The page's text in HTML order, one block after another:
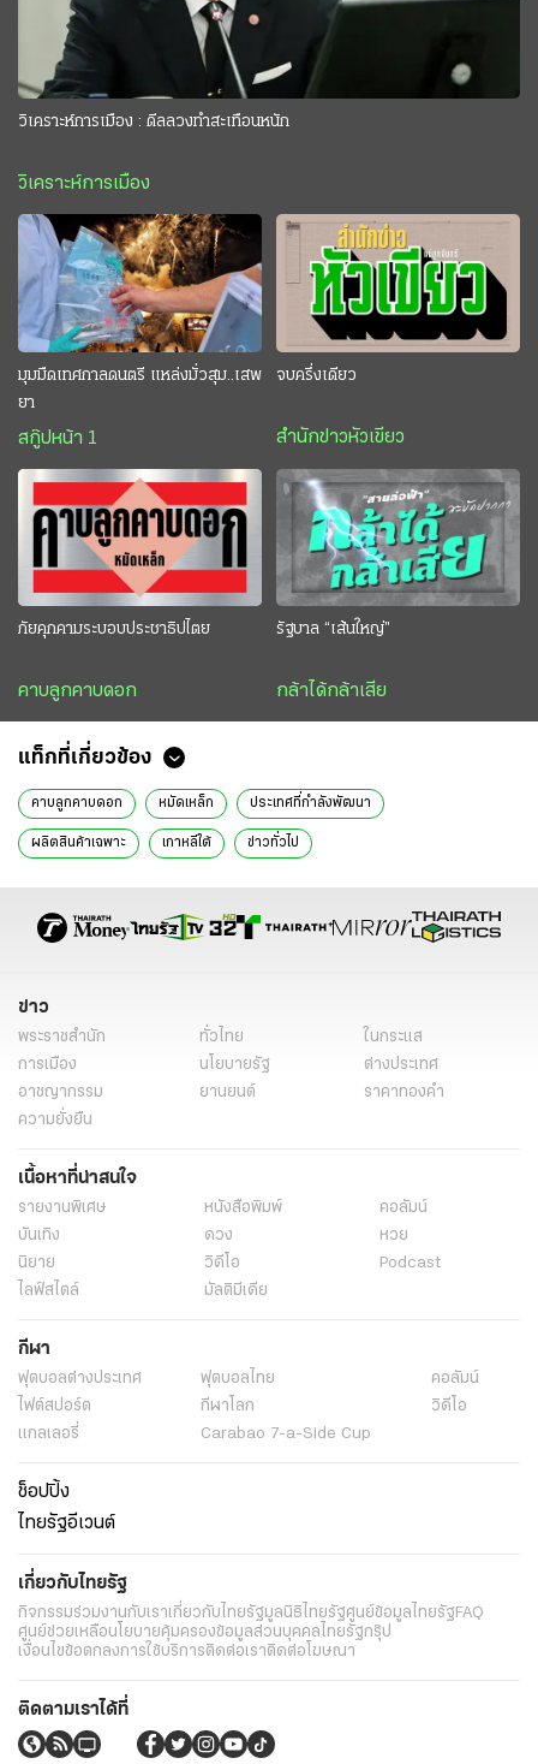
วิเคราะห์การเมือง : ดีลลวงทำสะเทือนหนัก
วิเคราะห์การเมือง
มุมมืดเทศกาลดนตรี แหล่งมั่วสุม..เสพ
ยา
สกู๊ปหน้า 1
จบครึ่งเดียว
สำนักข่าวหัวเขียว
ภัยคุกคามระบอบประชาธิปไตย
คาบลูกคาบดอก
รัฐบาล “เส้นใหญ่”
กล้าได้กล้าเสีย
แท็กที่เกี่ยวข้อง
คาบลูกคาบดอก หมัดเหล็ก ประเทศที่กำลังพัฒนา
ผลิตสินค้าเฉพาะ เกาหลีใต้ ข่าวทั่วไป
ข่าว
พระราชสำนัก ทั่วไทย
ในกระแส
การเมือง
นโยบายรัฐ
ต่างประเทศ
อาชญากรรม
ยานยนต์
ราคาทองคำ
ความยั่งยืน
เนื้อหาที่น่าสนใจ
รายงานพิเศษ หนังสือพิมพ์
คอลัมน์
บันเทิง
ดวง
หวย
นิยาย
วิดีโอ
Podcast
ไลฟ์สไตล์
มัลติมีเดีย
กีฬา
ฟุตบอลต่่างประเทศ ฟุตบอลไทย
คอลัมน์
ไฟต์สปอร์ต
กีฬาโลก
วิดีโอ
แกลเลอรี่
Carabao 7-a-Side Cup
ช็อปปิ้ง
ไทยรัฐอีเวนต์
เกี่ยวกับไทยรัฐ
กิจกรรมร่วมงานกับเราเกี่ยวกับไทยรัฐมูลนิธิไทยรัฐศูนย์ข้อมูลไทยรัฐFAQ
ศูนย์ช่วยเหลือนโยบายคุ้มครองข้อมูลส่วนบุคคลไทยรัฐกรุ๊ป
เงื่อนไขข้อตกลงการใช้บริการติดต่อเราติดต่อโฆษณา
ติดตามเราได้ที่